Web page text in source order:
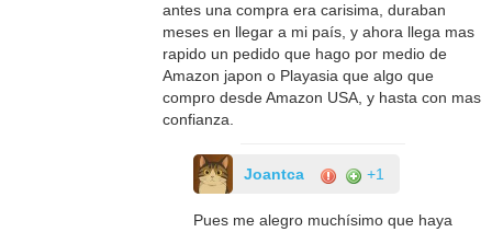
antes una compra era carisima, duraban
meses en llegar a mi país, y ahora llega mas
rapido un pedido que hago por medio de
Amazon japon o Playasia que algo que
compro desde Amazon USA, y hasta con mas
confianza.
Joantca +1
Pues me alegro muchísimo que haya